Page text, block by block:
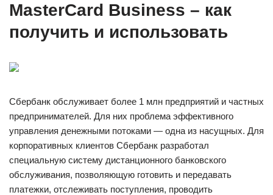
MasterCard Business – как
получить и использовать
Сбербанк обслуживает более 1 млн предприятий и частных
предпринимателей. Для них проблема эффективного
управления денежными потоками — одна из насущных. Для
корпоративных клиентов Сбербанк разработал
специальную систему дистанционного банковского
обслуживания, позволяющую готовить и передавать
платежки, отслеживать поступления, проводить